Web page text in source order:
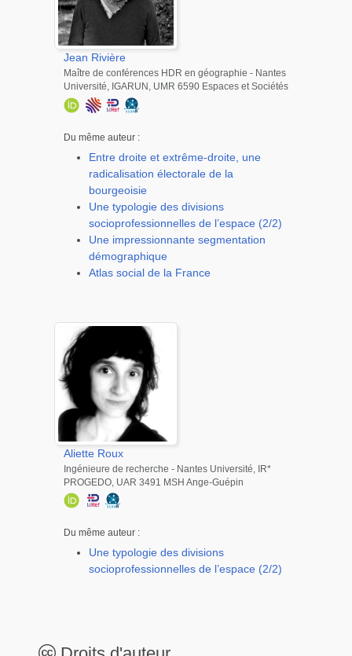
Jean Rivière
Maître de conférences HDR en géographie - Nantes
Université, IGARUN, UMR 6590 Espaces et Sociétés
Du même auteur :
Entre droite et extrême-droite, une
radicalisation électorale de la
bourgeoisie
Une typologie des divisions
socioprofessionnelles de l’espace (2/2)
Une impressionnante segmentation
démographique
Atlas social de la France
Aliette Roux
Ingénieure de recherche - Nantes Université, IR*
PROGEDO, UAR 3491 MSH Ange-Guépin
Du même auteur :
Une typologie des divisions
socioprofessionnelles de l’espace (2/2)